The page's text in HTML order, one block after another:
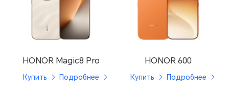
HONOR Magic8 Pro
Купить Подробнее
HONOR 600
Купить Подробнее